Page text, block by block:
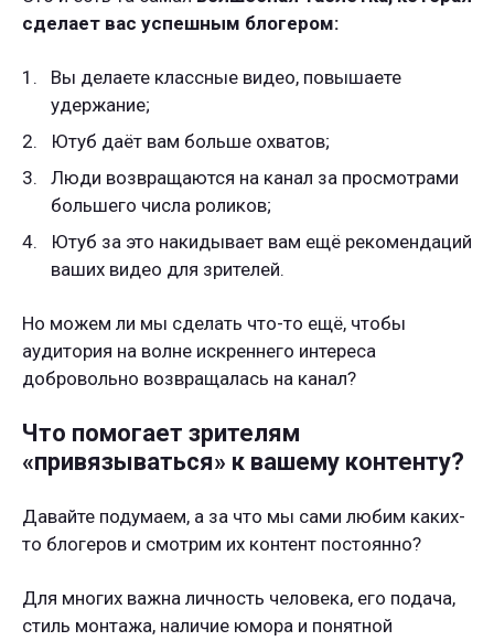
сделает вас успешным блогером:
Вы делаете классные видео, повышаете
удержание;
Ютуб даёт вам больше охватов;
Люди возвращаются на канал за просмотрами
большего числа роликов;
Ютуб за это накидывает вам ещё рекомендаций
ваших видео для зрителей.
Но можем ли мы сделать что-то ещё, чтобы
аудитория на волне искреннего интереса
добровольно возвращалась на канал?
Что помогает зрителям
«привязываться» к вашему контенту?
Давайте подумаем, а за что мы сами любим каких-
то блогеров и смотрим их контент постоянно?
Для многих важна личность человека, его подача,
стиль монтажа, наличие юмора и понятной